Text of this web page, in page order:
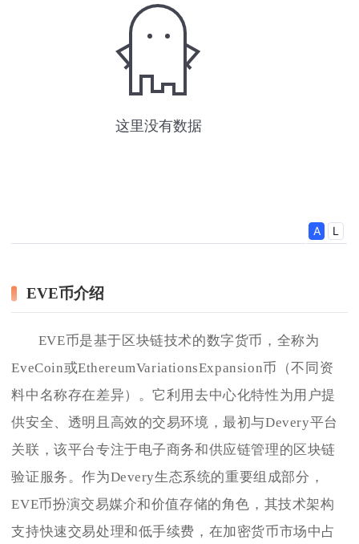
EVE币介绍
EVE币是基于区块链技术的数字货币，全称为
EveCoin或EthereumVariationsExpansion币（不同资
料中名称存在差异）。它利用去中心化特性为用户提
供安全、透明且高效的交易环境，最初与Devery平台
关联，该平台专注于电子商务和供应链管理的区块链
验证服务。作为Devery生态系统的重要组成部分，
EVE币扮演交易媒介和价值存储的角色，其技术架构
支持快速交易处理和低手续费，在加密货币市场中占